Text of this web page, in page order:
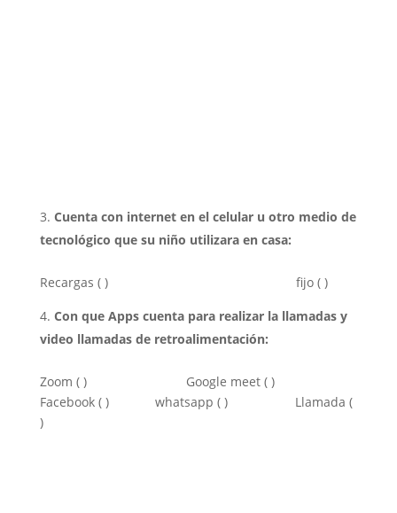
Cuenta con internet en el celular u otro medio de
tecnológico que su niño utilizara en casa:
Recargas ( ) fijo ( )
Con que Apps cuenta para realizar la llamadas y
video llamadas de retroalimentación:
Zoom ( ) Google meet ( )
Facebook ( ) whatsapp ( ) Llamada (
)